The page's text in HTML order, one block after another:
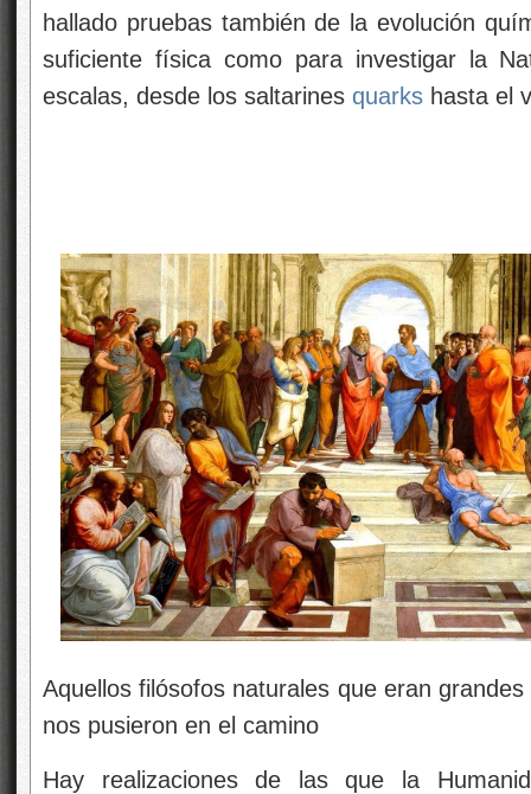
hallado pruebas también de la evolución
suficiente física como para investigar la
escalas, desde los saltarines quarks hasta el
Aquellos filósofos naturales que eran
nos pusieron en el camino
Hay realizaciones de las que la